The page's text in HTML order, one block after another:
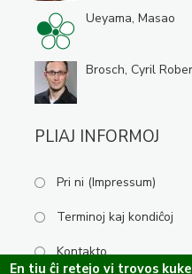
Ueyama, Masao
Brosch, Cyril
PLIAJ INFORMOJ
Pri ni (Impressum)
Terminoj kaj kondiĉoj
Kontakto
En tiu ĉi retejo vi trovos